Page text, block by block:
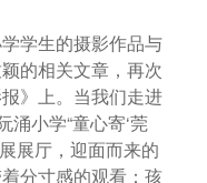
学生的摄影作品与
的相关文章，再次
》上。当我们走进
涌小学“童心寄‘莞
展厅，迎面而来的
分寸感的观看：孩